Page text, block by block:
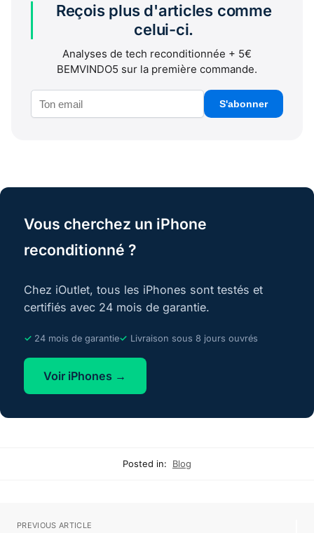
Reçois plus d'articles comme
celui-ci.
Analyses de tech reconditionnée + 5€
BEMVINDO5 sur la première commande.
S'abonner
Vous cherchez un iPhone
reconditionné ?
Chez iOutlet, tous les iPhones sont testés et
certifiés avec 24 mois de garantie.
24 mois de garantie Livraison sous 8 jours ouvrés
Voir iPhones →
Posted in: Blog
PREVIOUS ARTICLE